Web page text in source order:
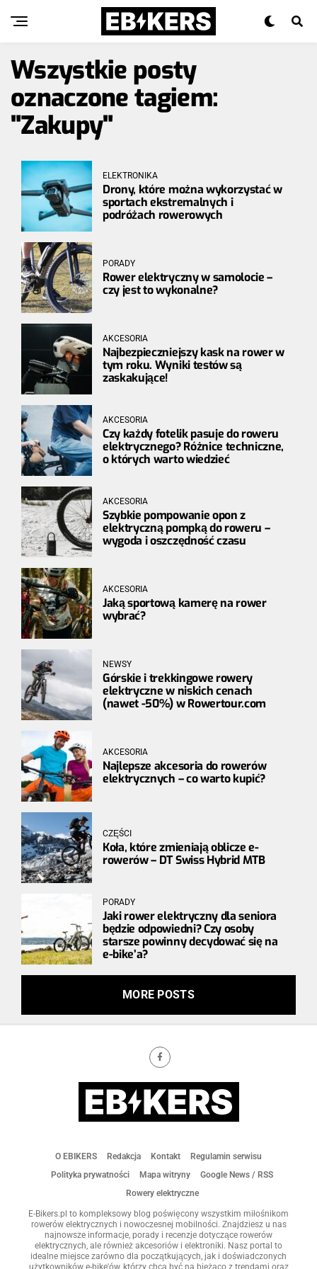
Wszystkie posty
oznaczone tagiem:
"Zakupy"
ELEKTRONIKA
Drony, które można wykorzystać w
sportach ekstremalnych i
podróżach rowerowych
PORADY
Rower elektryczny w samolocie –
czy jest to wykonalne?
AKCESORIA
Najbezpieczniejszy kask na rower w
tym roku. Wyniki testów są
zaskakujące!
AKCESORIA
Czy każdy fotelik pasuje do roweru
elektrycznego? Różnice techniczne,
o których warto wiedzieć
AKCESORIA
Szybkie pompowanie opon z
elektryczną pompką do roweru –
wygoda i oszczędność czasu
AKCESORIA
Jaką sportową kamerę na rower
wybrać?
NEWSY
Górskie i trekkingowe rowery
elektryczne w niskich cenach
(nawet -50%) w Rowertour.com
AKCESORIA
Najlepsze akcesoria do rowerów
elektrycznych – co warto kupić?
CZĘŚCI
Koła, które zmieniają oblicze e-
rowerów – DT Swiss Hybrid MTB
PORADY
Jaki rower elektryczny dla seniora
będzie odpowiedni? Czy osoby
starsze powinny decydować się na
e-bike’a?
MORE POSTS
O EBIKERS Redakcja Kontakt
Regulamin serwisu
Polityka prywatności
Mapa witryny
Google News / RSS
Rowery elektryczne
E-Bikers.pl to kompleksowy blog poświęcony wszystkim miłośnikom
rowerów elektrycznych i nowoczesnej mobilności. Znajdziesz u nas
najnowsze informacje, porady i recenzje dotyczące rowerów
elektrycznych, ale również akcesoriów i elektroniki. Nasz portal to
idealne miejsce zarówno dla początkujących, jak i doświadczonych
użytkowników e-bike'ów, którzy chcą być na bieżąco z trendami oraz